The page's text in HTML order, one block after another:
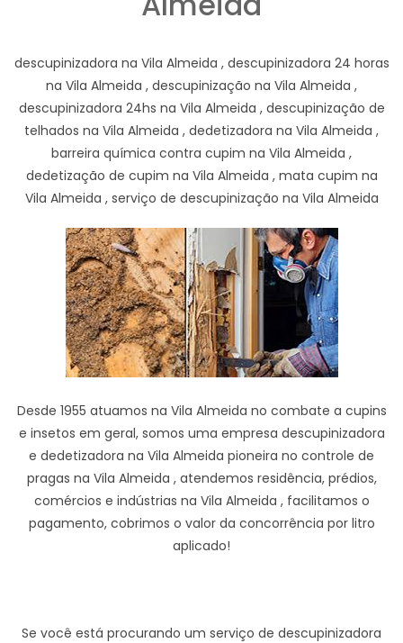
descupinizadora na Vila Almeida , descupinizadora 24 horas
na Vila Almeida , descupinização na Vila Almeida ,
descupinizadora 24hs na Vila Almeida , descupinização de
telhados na Vila Almeida , dedetizadora na Vila Almeida ,
barreira química contra cupim na Vila Almeida ,
dedetização de cupim na Vila Almeida , mata cupim na
Vila Almeida , serviço de descupinização na Vila Almeida
Desde 1955 atuamos na Vila Almeida no combate a cupins
e insetos em geral, somos uma empresa descupinizadora
e dedetizadora na Vila Almeida pioneira no controle de
pragas na Vila Almeida , atendemos residência, prédios,
comércios e indústrias na Vila Almeida , facilitamos o
pagamento, cobrimos o valor da concorrência por litro
aplicado!
Se você está procurando um serviço de descupinizadora